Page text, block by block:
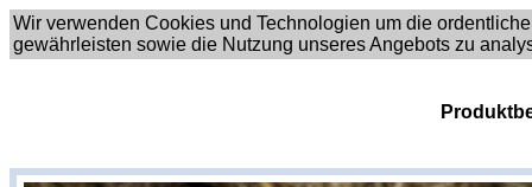
Wir verwenden Cookies und Technologien um die
gewährleisten sowie die Nutzung unseres Angebots zu